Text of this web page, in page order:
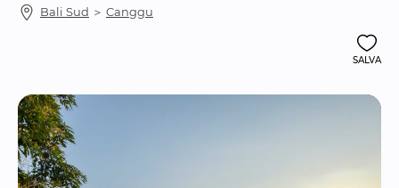
Bali Sud ＞ Canggu
SALVA